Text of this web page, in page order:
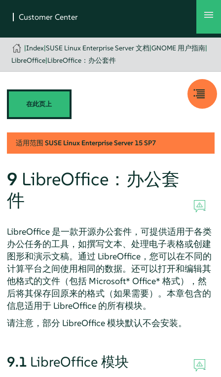
|Index|SUSE Linux Enterprise Server 文档|GNOME 用户指南|
LibreOffice|LibreOffice：办公套件
在此页上
适用范围 SUSE Linux Enterprise Server 15 SP7
9 LibreOffice：办公套
件
LibreOffice 是一款开源办公套件，可提供适用于各类
办公任务的工具，如撰写文本、处理电子表格或创建
图形和演示文稿。通过 LibreOffice，您可以在不同的
计算平台之间使用相同的数据。还可以打开和编辑其
他格式的文件（包括 Microsoft* Office* 格式），然
后将其保存回原来的格式（如果需要）。本章包含的
信息适用于 LibreOffice 的所有模块。
请注意，部分 LibreOffice 模块默认不会安装。
9.1 LibreOffice 模块